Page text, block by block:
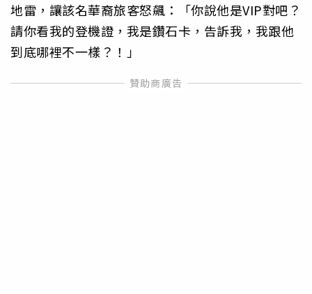
地雷，讓該名華裔旅客怒飆：「你說他是VIP對吧？
請你看我的登機證，我是鑽石卡，告訴我，我跟他
到底哪裡不一樣？！」